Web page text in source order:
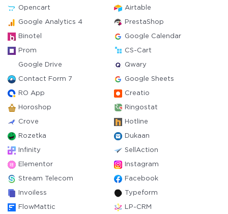
Opencart Airtable
Google Analytics 4 PrestaShop
Binotel Google Calendar
Prom CS-Cart
Google Drive Qwary
Contact Form 7 Google Sheets
RO App Creatio
Horoshop Ringostat
Crove Hotline
Rozetka Dukaan
Infinity SellAction
Elementor Instagram
Stream Telecom Facebook
Invoiless Typeform
FlowMattic LP-CRM